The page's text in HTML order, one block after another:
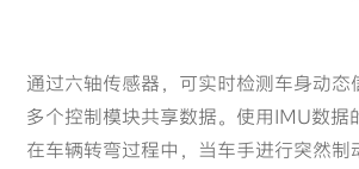
通过六轴传感器，可实时检测车身动态
多个控制模块共享数据。使用IMU数据
在车辆转弯过程中，当车手进行突然制